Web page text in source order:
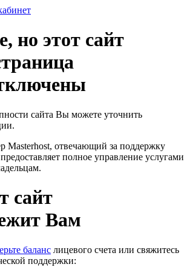
но этот сайт
сайта Вы можете уточнить
Masterhost, отвечающий за поддержку
предоставляет полное управление услугами
сайт
Вам
баланс лицевого счета или свяжитесь
поддержки: